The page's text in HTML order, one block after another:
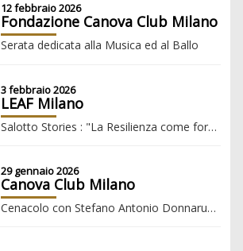
12 febbraio 2026
Fondazione Canova Club Milano
Serata dedicata alla Musica ed al Ballo
3 febbraio 2026
LEAF Milano
Salotto Stories : "La Resilienza come forma di Libertà"
29 gennaio 2026
Canova Club Milano
Cenacolo con Stefano Antonio Donnarumma, Amministratore Delegato e Direttore Generale del Gruppo FS Italiane